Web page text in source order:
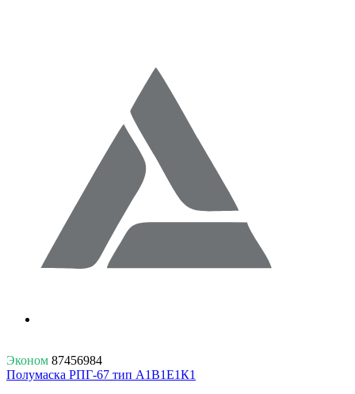
Эконом 87456984
Полумаска РПГ-67 тип А1В1Е1К1